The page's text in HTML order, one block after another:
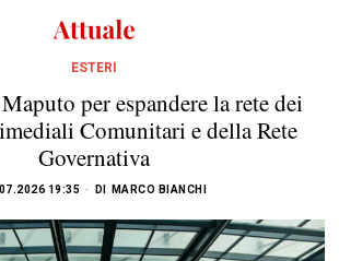
ESTERI
per espandere la rete dei
Comunitari e della Rete
Governativa
19:35 DI MARCO BIANCHI